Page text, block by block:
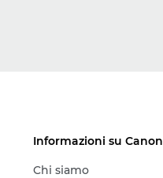
Informazioni su Canon
Chi siamo